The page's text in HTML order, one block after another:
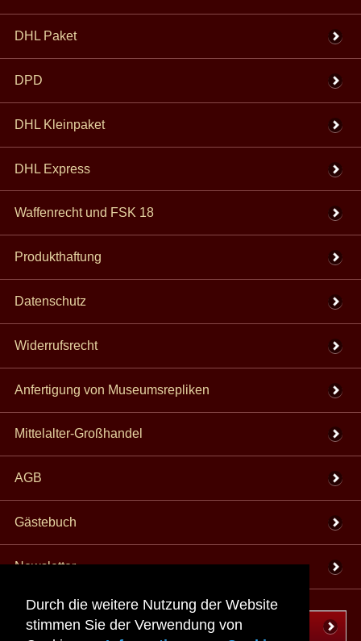
Durch die weitere Nutzung der Website
stimmen Sie der Verwendung von
DHL Paket
DPD
DHL Kleinpaket
DHL Express
Waffenrecht und FSK 18
Produkthaftung
Datenschutz
Widerrufsrecht
Anfertigung von Museumsrepliken
Mittelalter-Großhandel
AGB
Gästebuch
Newsletter
Vertrag wiederrufen